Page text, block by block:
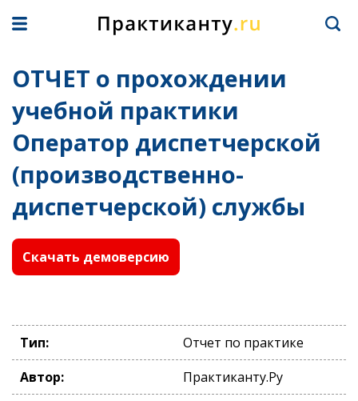
ОТЧЕТ о прохождении
учебной практики
Оператор диспетчерской
(производственно-
диспетчерской) службы
Скачать демоверсию
Тип:
Отчет по практике
Автор:
Практиканту.Ру